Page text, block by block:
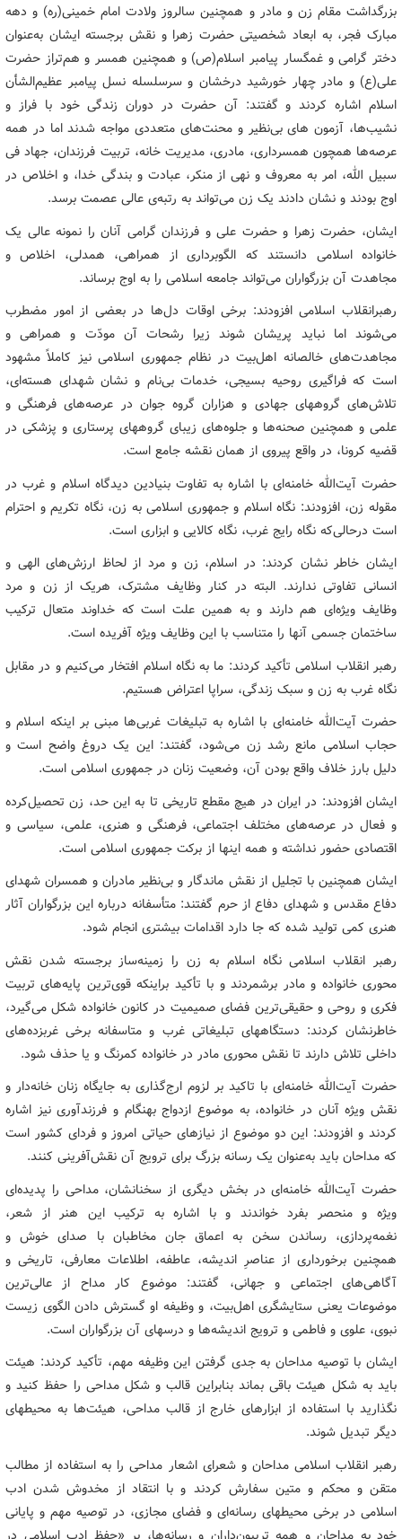
بزرگداشت مقام زن و مادر و همچنین سالروز ولادت امام خمینی(ره) و دهه
مبارک فجر، به ابعاد شخصیتی حضرت زهرا و نقش برجسته ایشان به‌عنوان
دختر گرامی و غمگسار پیامبر اسلام(ص) و همچنین همسر و هم‌تراز حضرت
علی(ع) و مادر چهار خورشید درخشان و سرسلسله نسل پیامبر عظیم‌الشأن
اسلام اشاره کردند و گفتند: آن حضرت در دوران زندگی خود با فراز و
نشیب‌ها، آزمون های بی‌نظیر و محنت‌های متعددی مواجه شدند اما در همه
عرصه‌ها همچون همسرداری، مادری، مدیریت خانه، تربیت فرزندان، جهاد فی
سبیل الله، امر به معروف و نهی از منکر، عبادت و بندگی خدا، و اخلاص در
اوج بودند و نشان دادند یک زن می‌تواند به رتبه‌ی عالی عصمت برسد.
ایشان، حضرت زهرا و حضرت علی و فرزندان گرامی آنان را نمونه عالی یک
خانواده اسلامی دانستند که الگوبرداری از همراهی، همدلی، اخلاص و
مجاهدت آن بزرگواران می‌تواند جامعه اسلامی را به اوج برساند.
رهبرانقلاب اسلامی افزودند: برخی اوقات دل‌ها در بعضی از امور مضطرب
می‌شوند اما نباید پریشان شوند زیرا رشحات آن مودّت و همراهی و
مجاهدت‌های خالصانه اهل‌بیت در نظام جمهوری اسلامی نیز کاملاً مشهود
است که فراگیری روحیه بسیجی، خدمات بی‌نام و نشان شهدای هسته‌ای،
تلاش‌های گروههای جهادی و هزاران گروه جوان در عرصه‌های فرهنگی و
علمی و همچنین صحنه‌ها و جلوه‌های زیبای گروههای پرستاری و پزشکی در
قضیه کرونا، در واقع پیروی از همان نقشه جامع است.
حضرت آیت‌الله خامنه‌ای با اشاره به تفاوت بنیادین دیدگاه اسلام و غرب در
مقوله زن، افزودند: نگاه اسلام و جمهوری اسلامی به زن، نگاه تکریم و احترام
است درحالی‌که نگاه رایج غرب، نگاه کالایی و ابزاری است.
ایشان خاطر نشان کردند: در اسلام، زن و مرد از لحاظ ارزش‌های الهی و
انسانی تفاوتی ندارند. البته در کنار وظایف مشترک، هریک از زن و مرد
وظایف ویژه‌ای هم دارند و به همین علت است که خداوند متعال ترکیب
ساختمان جسمی آنها را متناسب با این وظایف ویژه آفریده است.
رهبر انقلاب اسلامی تأکید کردند: ما به نگاه اسلام افتخار می‌کنیم و در مقابل
نگاه غرب به زن و سبک زندگی، سراپا اعتراض هستیم.
حضرت آیت‌الله خامنه‌ای با اشاره به تبلیغات غربی‌ها مبنی بر اینکه اسلام و
حجاب اسلامی مانع رشد زن می‌شود، گفتند: این یک دروغ واضح است و
دلیل بارز خلاف واقع بودن آن، وضعیت زنان در جمهوری اسلامی است.
ایشان افزودند: در ایران در هیچ مقطع تاریخی تا به این حد، زن تحصیل‌کرده
و فعال در عرصه‌های مختلف اجتماعی، فرهنگی و هنری، علمی، سیاسی و
اقتصادی حضور نداشته و همه اینها از برکت جمهوری اسلامی است.
ایشان همچنین با تجلیل از نقش ماندگار و بی‌نظیر مادران و همسران شهدای
دفاع مقدس و شهدای دفاع از حرم گفتند: متأسفانه درباره این بزرگواران آثار
هنری کمی تولید شده که جا دارد اقدامات بیشتری انجام شود.
رهبر انقلاب اسلامی نگاه اسلام به زن را زمینه‌ساز برجسته شدن نقش
محوری خانواده و مادر برشمردند و با تأکید براینکه قوی‌ترین پایه‌های تربیت
فکری و روحی و حقیقی‌ترین فضای صمیمیت در کانون خانواده شکل می‌گیرد،
خاطرنشان کردند: دستگاههای تبلیغاتی غرب و متاسفانه برخی غربزده‌های
داخلی تلاش دارند تا نقش محوری مادر در خانواده کمرنگ و یا حذف شود.
حضرت آیت‌الله خامنه‌ای با تاکید بر لزوم ارج‌گذاری به جایگاه زنان خانه‌دار و
نقش ویژه آنان در خانواده، به موضوع ازدواج بهنگام و فرزندآوری نیز اشاره
کردند و افزودند: این دو موضوع از نیازهای حیاتی امروز و فردای کشور است
که مداحان باید به‌عنوان یک رسانه بزرگ برای ترویج آن نقش‌آفرینی کنند.
حضرت آیت‌الله خامنه‌ای در بخش دیگری از سخنانشان، مداحی را پدیده‌ای
ویژه و منحصر بفرد خواندند و با اشاره به ترکیب این هنر از شعر،
نغمه‌پردازی، رساندن سخن به اعماق جان مخاطبان با صدای خوش و
همچنین برخورداری از عناصرِ اندیشه، عاطفه، اطلاعات معارفی، تاریخی و
آگاهی‌های اجتماعی و جهانی، گفتند: موضوع کار مداح از عالی‌ترین
موضوعات یعنی ستایشگری اهل‌بیت، و وظیفه او گسترش دادن الگوی زیست
نبوی، علوی و فاطمی و ترویج اندیشه‌ها و درسهای آن بزرگواران است.
ایشان با توصیه مداحان به جدی گرفتن این وظیفه مهم، تأکید کردند: هیئت
باید به شکل هیئت باقی بماند بنابراین قالب و شکل مداحی را حفظ کنید و
نگذارید با استفاده از ابزارهای خارج از قالب مداحی، هیئت‌ها به محیطهای
دیگر تبدیل شوند.
رهبر انقلاب اسلامی مداحان و شعرای اشعار مداحی را به استفاده از مطالب
متقن و محکم و متین سفارش کردند و با انتقاد از مخدوش شدن ادب
اسلامی در برخی محیطهای رسانه‌ای و فضای مجازی، در توصیه مهم و پایانی